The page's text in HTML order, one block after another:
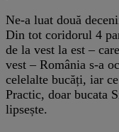
Ne-a luat două
Din tot coridorul 4
de la vest la est –
vest – România s-a
celelalte bucăți, iar
Practic, doar bucata
lipsește.